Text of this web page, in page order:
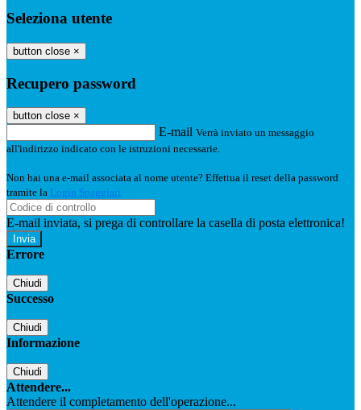
Seleziona utente
button close ×
Recupero password
button close ×
E-mail Verrà inviato un messaggio
all'indirizzo indicato con le istruzioni necessarie.
Non hai una e-mail associata al nome utente? Effettua il reset della password
tramite la Login Spaggiari
E-mail inviata, si prega di controllare la casella di posta elettronica!
Errore
Chiudi
Successo
Chiudi
Informazione
Chiudi
Attendere...
Attendere il completamento dell'operazione...